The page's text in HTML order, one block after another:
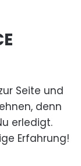
Seite und
denn
erledigt.
Erfahrung!